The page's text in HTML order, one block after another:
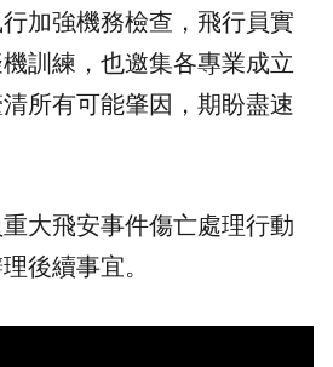
加強機務檢查，飛行員實
訓練，也邀集各專業成立
所有可能肇因，期盼盡速
大飛安事件傷亡處理行動
後續事宜。